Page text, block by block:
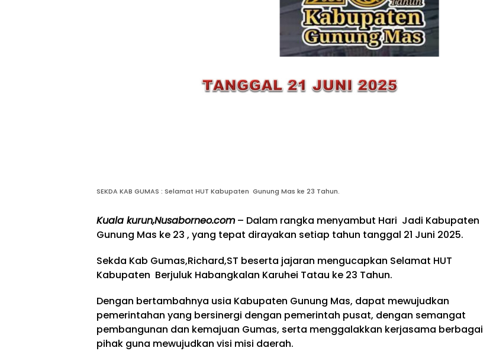
SEKDA KAB GUMAS : Selamat HUT Kabupaten Gunung Mas ke 23 Tahun.
Kuala kurun,Nusaborneo.com– Dalam rangka menyambut Hari Jadi Kabupaten
Gunung Mas ke 23 , yang tepat dirayakan setiap tahun tanggal 21 Juni 2025.
Sekda Kab Gumas,Richard,ST beserta jajaran mengucapkan Selamat HUT
Kabupaten Berjuluk Habangkalan Karuhei Tatau ke 23 Tahun.
Dengan bertambahnya usia Kabupaten Gunung Mas, dapat mewujudkan
pemerintahan yang bersinergi dengan pemerintah pusat, dengan semangat
pembangunan dan kemajuan Gumas, serta menggalakkan kerjasama berbagai
pihak guna mewujudkan visi misi daerah.